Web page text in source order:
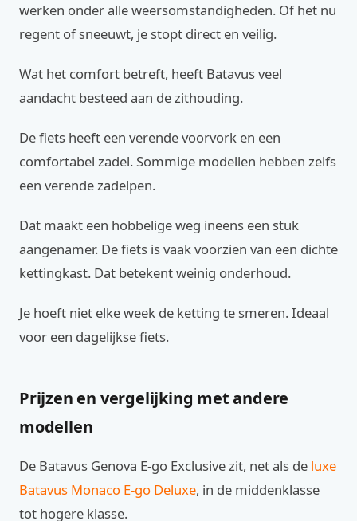
werken onder alle weersomstandigheden. Of het nu
regent of sneeuwt, je stopt direct en veilig.
Wat het comfort betreft, heeft Batavus veel
aandacht besteed aan de zithouding.
De fiets heeft een verende voorvork en een
comfortabel zadel. Sommige modellen hebben zelfs
een verende zadelpen.
Dat maakt een hobbelige weg ineens een stuk
aangenamer. De fiets is vaak voorzien van een dichte
kettingkast. Dat betekent weinig onderhoud.
Je hoeft niet elke week de ketting te smeren. Ideaal
voor een dagelijkse fiets.
Prijzen en vergelijking met andere
modellen
De Batavus Genova E-go Exclusive zit, net als de luxe
Batavus Monaco E-go Deluxe, in de middenklasse
tot hogere klasse.